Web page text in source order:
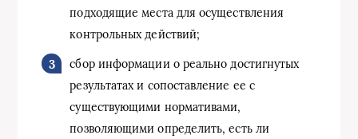
подходящие места для осуществления
контрольных действий;
сбор информации о реально достигнутых
результатах и ​​сопоставление ее с
существующими нормативами,
позволяющими определить, есть ли